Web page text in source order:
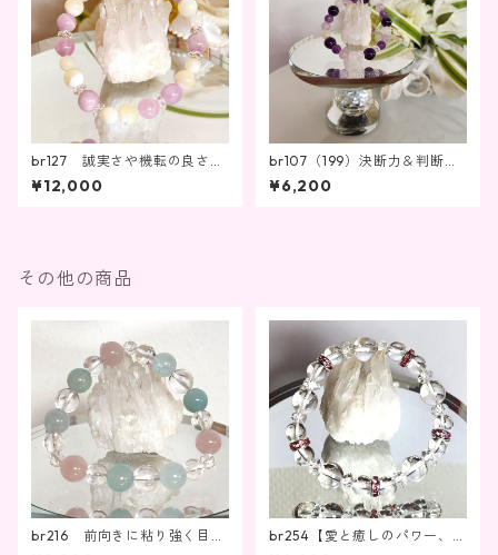
br127 誠実さや機転の良さが
up⤴
¥12,000
br107（199）決断力＆判断力
＆集中力up⤴・魅力や能力を引
き出す！恋愛家庭運にもおス
¥6,200
その他の商品
br216 前向きに粘り強く目標
br254【愛と癒しのパワー、心